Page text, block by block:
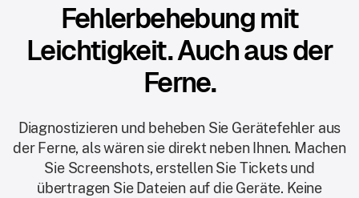
Fehlerbehebung mit
Leichtigkeit. Auch aus der
Ferne.
Diagnostizieren und beheben Sie Gerätefehler aus
der Ferne, als wären sie direkt neben Ihnen. Machen
Sie Screenshots, erstellen Sie Tickets und
übertragen Sie Dateien auf die Geräte. Keine